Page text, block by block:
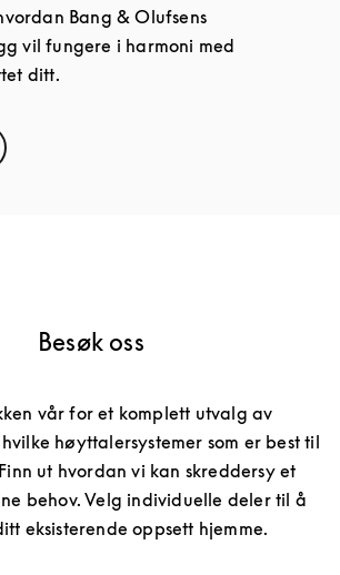
Bang & Olufsens
vil fungere i harmoni med
ditt.
in New Tab
Besøk oss
vår for et komplett utvalg av
høyttalersystemer som er best til
ut hvordan vi kan skreddersy et
behov. Velg individuelle deler til å
eksisterende oppsett hjemme.